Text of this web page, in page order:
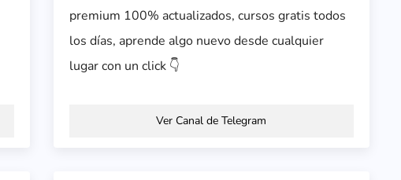
premium 100% actualizados, cursos gratis todos
los días, aprende algo nuevo desde cualquier
lugar con un click 👇
Ver Canal de Telegram